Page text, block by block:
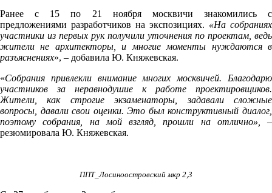
Ранее с 15 по 21 ноября москвичи знакомились с
предложениями разработчиков на экспозициях. «На собраниях
участники из первых рук получили уточнения по проектам, ведь
жители не архитекторы, и многие моменты нуждаются в
разъяснениях», – добавила Ю. Княжевская.
«Собрания привлекли внимание многих москвичей. Благодарю
участников за неравнодушие к работе проектировщиков.
Жители, как строгие экзаменаторы, задавали сложные
вопросы, давали свои оценки. Это был конструктивный диалог,
поэтому собрания, на мой взгляд, прошли на отлично», –
резюмировала Ю. Княжевская.
ППТ_Лосиноостровский мкр 2,3